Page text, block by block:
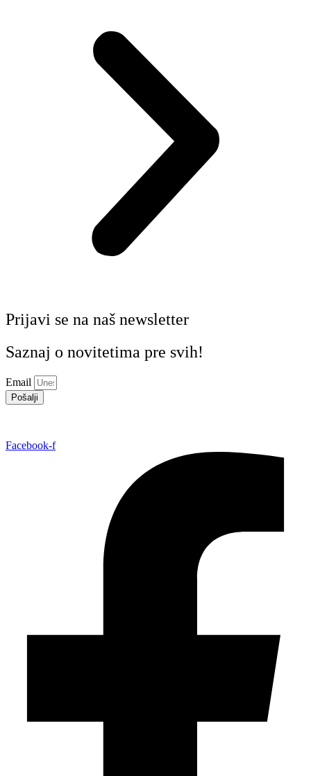
Prijavi se na naš newsletter
Saznaj o novitetima pre svih!
Email
Pošalji
Facebook-f